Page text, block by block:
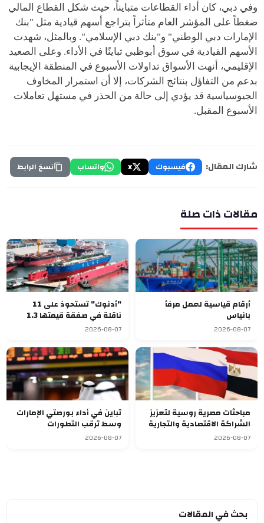
وفي دبي، كان أداء القطاعات متبايناً، حيث شكل القطاع المالي
ضغطاً على المؤشر العام متأثراً بتراجع أسهم قيادية مثل "بنك
الإمارات دبي الوطني" و"بنك دبي الإسلامي". وبالمثل، شهدت
الأسهم القيادية في سوق أبوظبي تباينًا في الأداء. وعلى الصعيد
الإقليمي، أنهت الأسواق تداولات الأسبوع في المنطقة الإيجابية
بدعم من التفاؤل بنتائج الشركات، إلا أن استمرار المخاوف
الجيوسياسية قد يؤدي إلى حالة من الحذر في مستهل تعاملات
الأسبوع المقبل.
شارك المقال: فيسبوك X واتساب نسخ الرابط
مقالات ذات صلة
أرقام قياسية لعمل مرفأ
بانياس
2026-08-07
"أدنوك" تستحوذ على 11
ناقلة في صفقة قيمتها 1.3
مليار دولار
2026-08-07
مباحثات مصرية روسية لتعزيز
الشراكة الاقتصادية والتجارية
2026-08-07
تباين في أداء بورصتي الإمارات
وسط ترقب التطورات
الجيوسياسية
2026-08-07
بحث في المقالات